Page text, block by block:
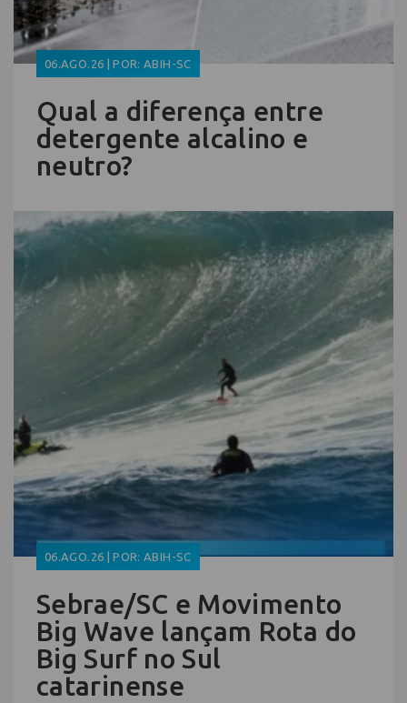
06.AGO.26 | POR: ABIH-SC
Qual a diferença entre
detergente alcalino e
neutro?
06.AGO.26 | POR: ABIH-SC
Sebrae/SC e Movimento
Big Wave lançam Rota do
Big Surf no Sul
catarinense